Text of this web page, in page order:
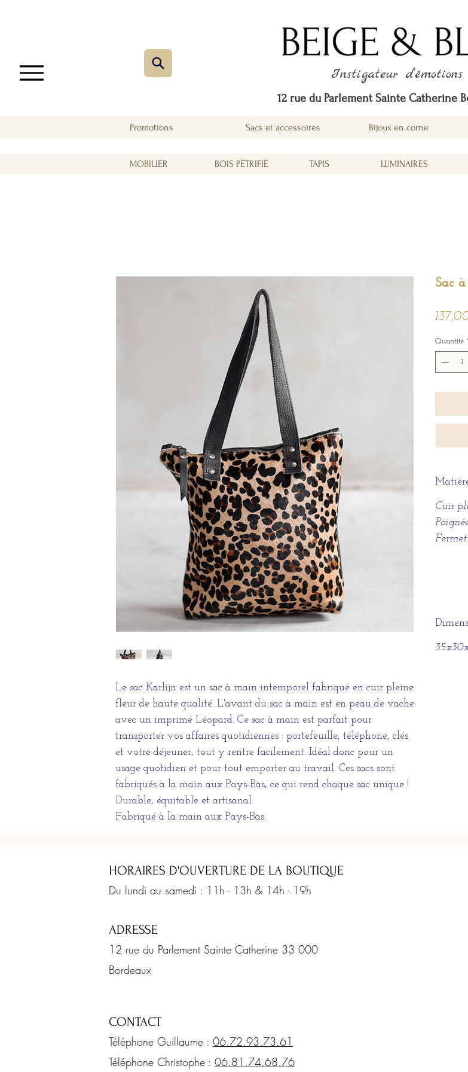
Instigateur d'émotions
12 rue du Parlement Sainte Catherine
Promotions Sacs et accessoires Bijoux en corne
MOBILIER BOIS PÉTRIFIÉ TAPIS LUMINAIRES
Le sac Karlijn est un sac à main intemporel fabriqué en cuir pleine
fleur de haute qualité. L'avant du sac à main est en peau de vache
avec un imprimé Léopard. Ce sac à main est parfait pour
transporter vos affaires quotidiennes : portefeuille, téléphone, clés
et votre déjeuner, tout y rentre facilement. Idéal donc pour un
usage quotidien et pour tout emporter au travail. Ces sacs sont
fabriqués à la main aux Pays-Bas, ce qui rend chaque sac unique !
Durable, équitable et artisanal.
Fabriqué à la main aux Pays-Bas.
Sac
Quantité
Cuir
HORAIRES D'OUVERTURE DE LA BOUTIQUE
Du lundi au samedi : 11h - 13h & 14h - 19h
ADRESSE
12 rue du Parlement Sainte Catherine 33 000
Bordeaux
CONTACT
Téléphone Guillaume : 06.72.93.73.61
Téléphone Christophe : 06.81.74.68.76